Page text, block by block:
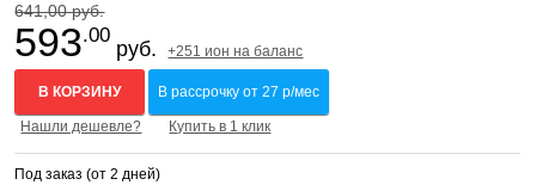
641,00 руб.
593.00
руб. +251 ион на баланс
В КОРЗИНУ В рассрочку от 27 р/мес
Нашли дешевле? Купить в 1 клик
Под заказ (от 2 дней)